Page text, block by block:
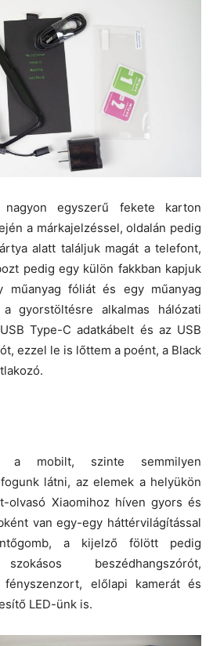
egyszerű fekete karton
a márkajelzéssel, oldalán pedig
alatt találjuk magát a telefont,
pedig egy külön fakkban kapjuk
műanyag fóliát és egy műanyag
gyorstöltésre alkalmas hálózati
Type-C adatkábelt és az USB
ezzel le is lőttem a poént, a Black
a mobilt, szinte semmilyen
látni, az elemek a helyükön
olvasó Xiaomihoz híven gyors és
van egy-egy háttérvilágítással
a kijelző fölött pedig
beszédhangszórót,
fényszenzort, előlapi kamerát és
LED-ünk is.